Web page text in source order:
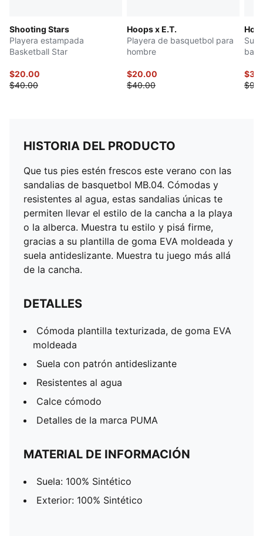
Shooting Stars
Playera estampada
Basketball Star
$20.00
$40.00
Hoops x E.T.
Playera de basquetbol para
hombre
$20.00
$40.00
HISTORIA DEL PRODUCTO
Que tus pies estén frescos este verano con las
sandalias de basquetbol MB.04. Cómodas y
resistentes al agua, estas sandalias únicas te
permiten llevar el estilo de la cancha a la playa
o la alberca. Muestra tu estilo y pisá firme,
gracias a su plantilla de goma EVA moldeada y
suela antideslizante. Muestra tu juego más allá
de la cancha.
DETALLES
Cómoda plantilla texturizada, de goma EVA
moldeada
Suela con patrón antideslizante
Resistentes al agua
Calce cómodo
Detalles de la marca PUMA
MATERIAL DE INFORMACIÓN
Suela: 100% Sintético
Exterior: 100% Sintético